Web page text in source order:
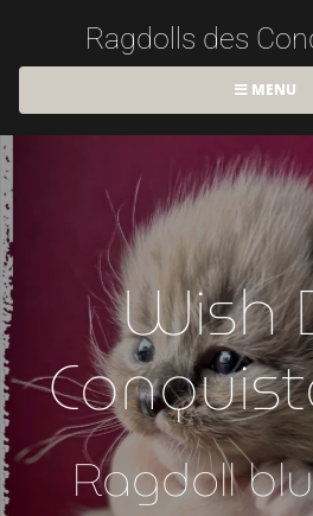
Ragdolls des
MENU
Wish
Ragdoll